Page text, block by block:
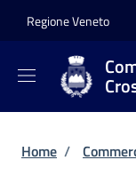
Regione Veneto
Briciole
Home /